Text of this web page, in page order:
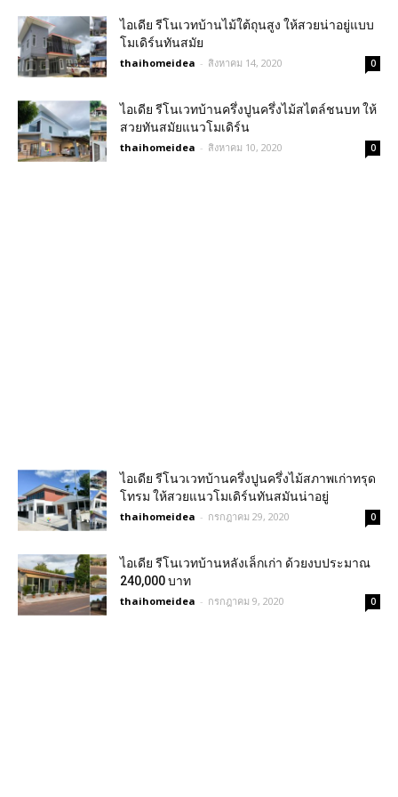
ไอเดีย รีโนเวทบ้านไม้ใต้ถุนสูง ให้สวยน่าอยู่แบบ
โมเดิร์นทันสมัย
thaihomeidea - สิงหาคม 14, 2020 0
ไอเดีย รีโนเวทบ้านครึ่งปูนครึ่งไม้สไตล์ชนบท ให้
สวยทันสมัยแนวโมเดิร์น
thaihomeidea - สิงหาคม 10, 2020 0
ไอเดีย รีโนวเวทบ้านครึ่งปูนครึ่งไม้สภาพเก่าทรุด
โทรม ให้สวยแนวโมเดิร์นทันสมันน่าอยู่
thaihomeidea - กรกฎาคม 29, 2020 0
ไอเดีย รีโนเวทบ้านหลังเล็กเก่า ด้วยงบประมาณ
240,000 บาท
thaihomeidea - กรกฎาคม 9, 2020 0